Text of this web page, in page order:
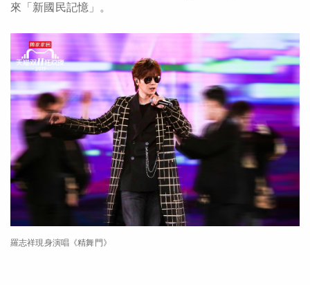
來「新國民記憶」。
羅志祥現身演唱《精舞門》